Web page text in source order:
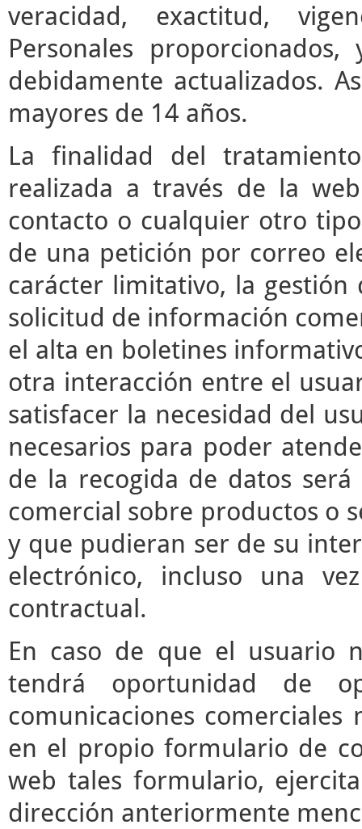
veracidad, exactitud,
Personales
debidamente actualizados.
mayores de 14 años.
La finalidad del
realizada a través de la
contacto o cualquier otro
de una petición por correo
carácter limitativo, la
solicitud de información
el alta en boletines
otra interacción entre el
satisfacer la necesidad del
necesarios para poder
de la recogida de datos
comercial sobre productos o
y que pudieran ser de su
electrónico, incluso una
contractual.
En caso de que el usuario
tendrá oportunidad de
comunicaciones
en el propio formulario de
web tales formulario,
dirección anteriormente